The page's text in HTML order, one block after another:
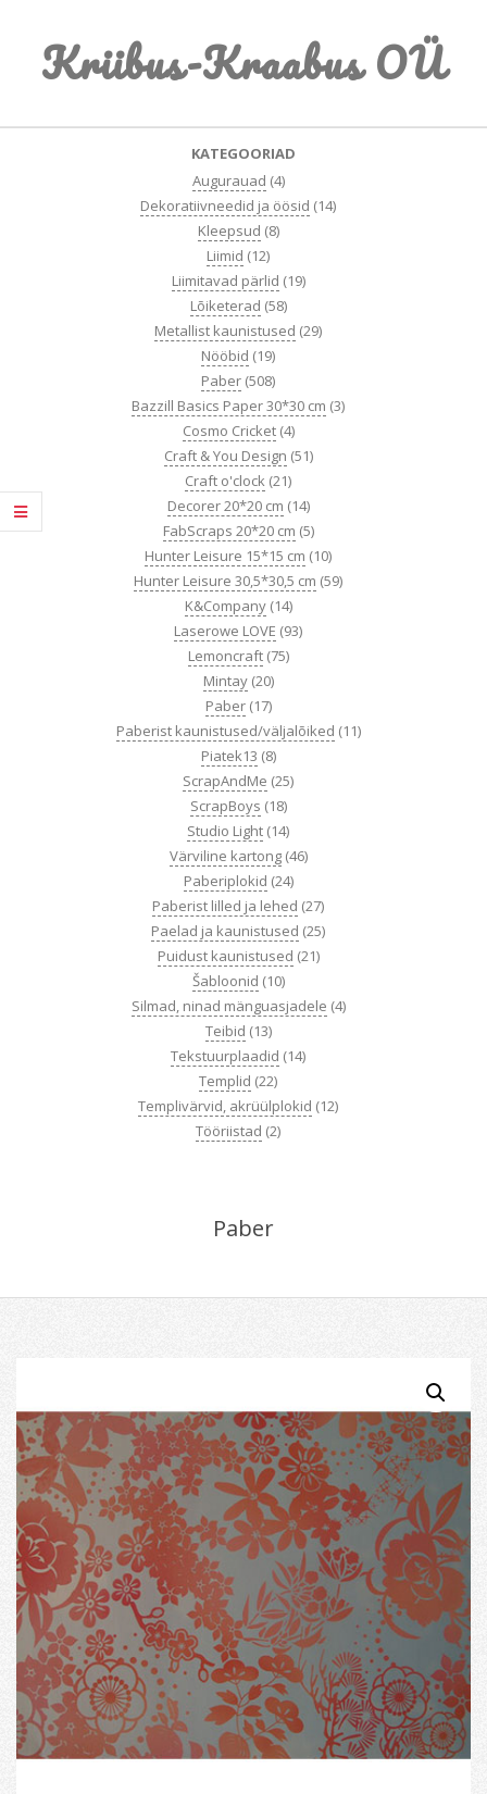
contentKriibus-Kraabus OÜ
KATEGOORIAD
Augurauad (4)
Dekoratiivneedid ja öösid (14)
Kleepsud (8)
Liimid (12)
Liimitavad pärlid (19)
Lõiketerad (58)
Metallist kaunistused (29)
Nööbid (19)
Paber (508)
Bazzill Basics Paper 30*30 cm (3)
Cosmo Cricket (4)
Craft & You Design (51)
Craft o'clock (21)
Decorer 20*20 cm (14)
FabScraps 20*20 cm (5)
Hunter Leisure 15*15 cm (10)
Hunter Leisure 30,5*30,5 cm (59)
K&Company (14)
Laserowe LOVE (93)
Lemoncraft (75)
Mintay (20)
Paber (17)
Paberist kaunistused/väljalõiked (11)
Piatek13 (8)
ScrapAndMe (25)
ScrapBoys (18)
Studio Light (14)
Värviline kartong (46)
Paberiplokid (24)
Paberist lilled ja lehed (27)
Paelad ja kaunistused (25)
Puidust kaunistused (21)
Šabloonid (10)
Silmad, ninad mänguasjadele (4)
Teibid (13)
Tekstuurplaadid (14)
Templid (22)
Templivärvid, akrüülplokid (12)
Tööriistad (2)
Paber